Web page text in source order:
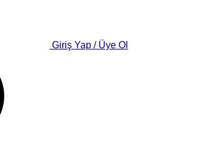
Giriş Yap / Üye Ol